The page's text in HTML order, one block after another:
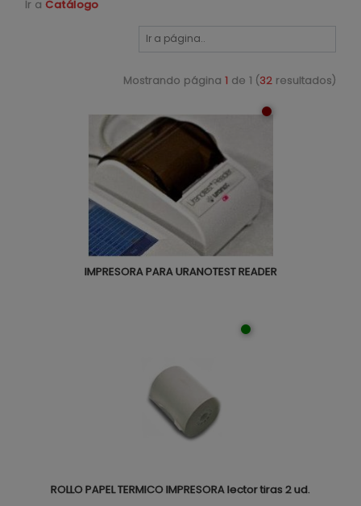
Ir a Catálogo
Mostrando página 1 de 1 (32 resultados)
IMPRESORA PARA URANOTEST READER
ROLLO PAPEL TERMICO IMPRESORA lector tiras 2 ud.